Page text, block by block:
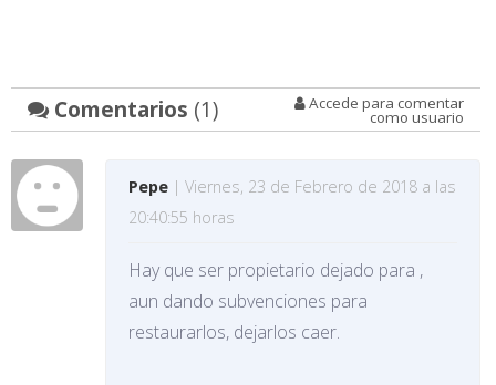
Comentarios (1) Accede para comentar
como usuario
Pepe | Viernes, 23 de Febrero de 2018 a las
20:40:55 horas
Hay que ser propietario dejado para ,
aun dando subvenciones para
restaurarlos, dejarlos caer.